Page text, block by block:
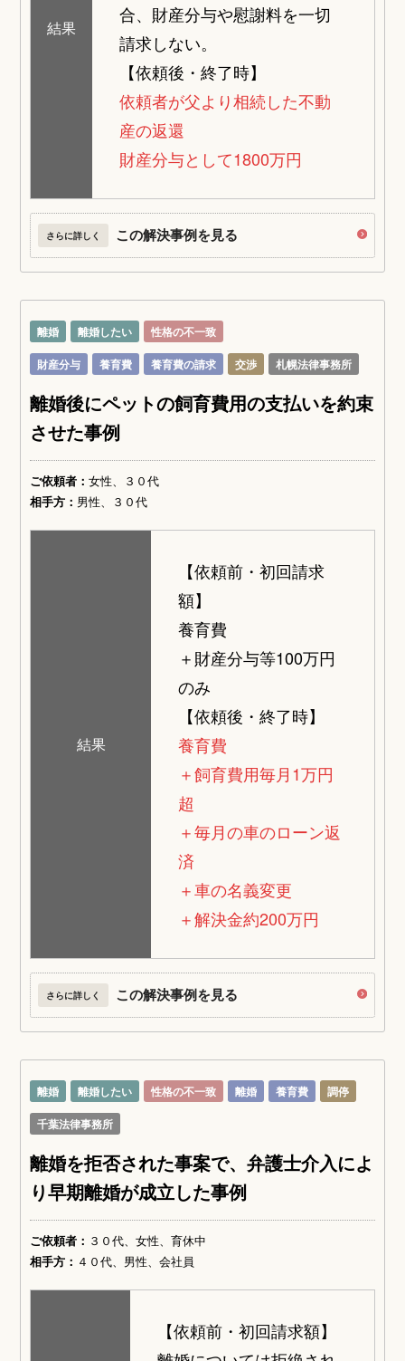
結果
合、財産分与や慰謝料を一切
請求しない。
【依頼後・終了時】
依頼者が父より相続した不動
産の返還
財産分与として1800万円
さらに詳しく この解決事例を見る
離婚 離婚したい
性格の不一致
財産分与
養育費 養育費の請求 交渉 札幌法律事務所
離婚後にペットの飼育費用の支払いを約束
させた事例
ご依頼者：女性、３０代
相手方： 男性、３０代
結果
【依頼前・初回請求
額】
養育費
＋財産分与等100万円
のみ
【依頼後・終了時】
養育費
＋飼育費用毎月1万円
超
＋毎月の車のローン返
済
＋車の名義変更
＋解決金約200万円
さらに詳しく この解決事例を見る
離婚 離婚したい 性格の不一致 離婚 養育費
調停
千葉法律事務所
離婚を拒否された事案で、弁護士介入によ
り早期離婚が成立した事例
ご依頼者： ３０代、女性、育休中
相手方： ４０代、男性、会社員
【依頼前・初回請求額】